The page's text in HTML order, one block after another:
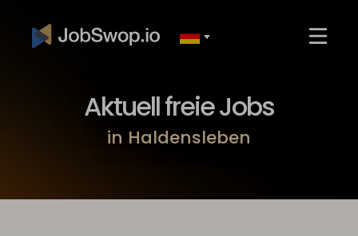
Aktuell freie Jobs
in Haldensleben